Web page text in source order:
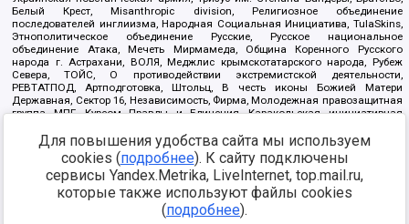
Белый Крест, Misanthropic division, Религиозное объединение
последователей инглиизма, Народная Социальная Инициатива, TulaSkins,
Этнополитическое объединение Русские, Русское национальное
объединение Атака, Мечеть Мирмамеда, Община Коренного Русского
народа г. Астрахани, ВОЛЯ, Меджлис крымскотатарского народа, Рубеж
Севера, ТОЙС, О противодействии экстремистской деятельности,
РЕВТАТПОД, Артподготовка, Штольц, В честь иконы Божией Матери
Державная, Сектор 16, Независимость, Фирма, Молодежная правозащитная
группа МПГ, Курсом Правды и Единения, Каракольская инициативная
Благотворительный пансионат Ак Умут, Русская республика Русь,
Арестантское уголовное единство, Башкорт, Нация и свобода, W.H.С., Фалунь
Дафа, Иртыш Ultras, Русский Патриотический клуб-Новокузнецк/РПК,
Сибирский державный союз, Фонд борьбы с коррупцией, Фонд защиты прав
граждан, Штабы Навального, Совет граждан СССР Прикубанского округа г.
Краснодара
https://minjust.gov.ru/ru/documents/7822/
Для повышения удобства сайта мы используем
cookies (подробнее). К сайту подключены
сервисы Yandex.Metrika, LiveInternet, top.mail.ru,
которые также используют файлы cookies
(подробнее).